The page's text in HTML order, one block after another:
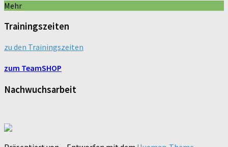
Mehr
Trainingszeiten
zu den Trainingszeiten
zum TeamSHOP
Nachwuchsarbeit